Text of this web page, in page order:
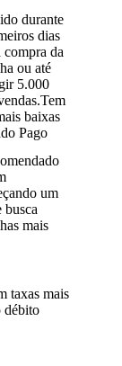
durante
dias
compra da
ou até
5.000
baixas
Pago
um
busca
mais
taxas mais
débito